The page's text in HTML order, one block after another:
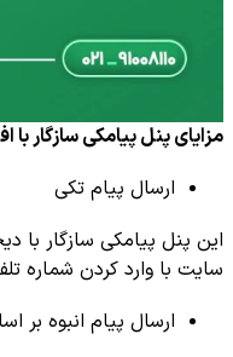
مزایای پنل پیامکی سازگار
ارسال پیام تکی
این پنل پیامکی سازگار با
سایت با وارد کردن شماره
ارسال پیام انبوه